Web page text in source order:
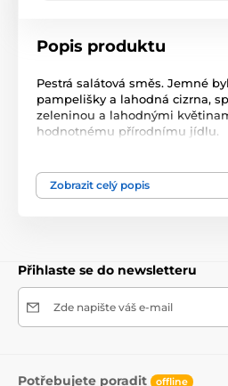
Popis produktu
Pestrá salátová směs. Jemné
pampelišky a lahodná cizrna,
zeleninou a lahodnými
hodnotnému přírodnímu jídlu.
- S bylinkami a květy měsíčku
- 100% příroda
jitrocel sušený 13%, cizrna
sušené 1%,
květy chrpy sušené 1%.
Zobrazit celý popis
Přihlaste se do newsletteru
Zde napište váš e-mail
Potřebujete poradit offline